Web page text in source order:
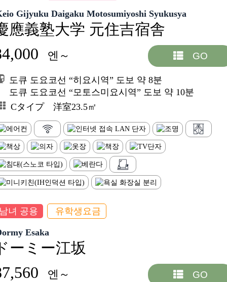
Gijyuku Daigaku Motosumiyoshi Syukusya
應義塾大学 元住吉宿舎
엔～ GO
도큐 도요코선 “히요시역” 도보 약 8분
도큐 도요코선 “모토스미요시역” 도보 약 10분
Cタイプ 洋室23.5㎡
녀 공용 유학생요금
Esaka
ーミー江坂
엔～ GO